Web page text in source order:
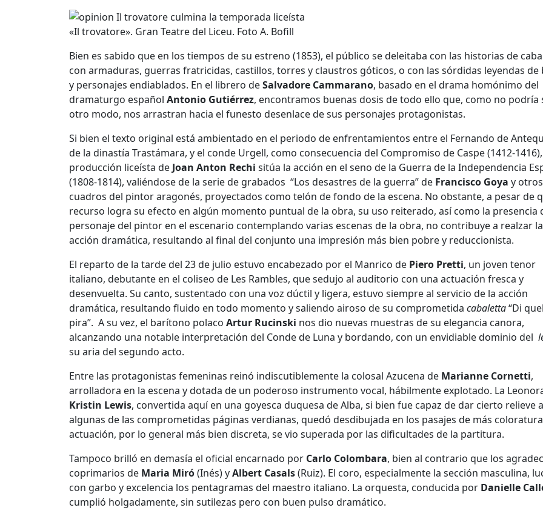
«Il trovatore». Gran Teatre del Liceu. Foto A. Bofill
Bien es sabido que en los tiempos de su estreno (1853), el público se deleitaba con las historias de
con armaduras, guerras fratricidas, castillos, torres y claustros góticos, o con las sórdidas leyendas de
y personajes endiablados. En el librero deSalvadore Cammarano, basado en el drama homónimo del
dramaturgo español Antonio Gutiérrez, encontramos buenas dosis de todo ello que, como no podría
otro modo, nos arrastran hacia el funesto desenlace de sus personajes protagonistas.
Si bien el texto original está ambientado en el periodo de enfrentamientos entre el Fernando de
de la dinastía Trastámara, y el conde Urgell, como consecuencia del Compromiso de Caspe (1412-
producción liceísta deJoan Anton Rechi sitúa la acción en el seno de la Guerra de la Independencia
(1808-1814), valiéndose de la serie de grabados “Los desastres de la guerra” de Francisco Goya y otros
cuadros del pintor aragonés, proyectados como telón de fondo de la escena. No obstante, a pesar de
recurso logra su efecto en algún momento puntual de la obra, su uso reiterado, así como la presencia
personaje del pintor en el escenario contemplando varias escenas de la obra, no contribuye a realzar la
acción dramática, resultando al final del conjunto una impresión más bien pobre y reduccionista.
El reparto de la tarde del 23 de julio estuvo encabezado por el Manrico de Piero Pretti, un joven tenor
italiano, debutante en el coliseo de Les Rambles, que sedujo al auditorio con una actuación fresca y
desenvuelta. Su canto, sustentado con una voz dúctil y ligera, estuvo siempre al servicio de la acción
dramática, resultando fluido en todo momento y saliendo airoso de su comprometida cabaletta“Di
pira”. A su vez, el barítono polaco Artur Rucinski nos dio nuevas muestras de su elegancia canora,
alcanzando una notable interpretación del Conde de Luna y bordando, con un envidiable dominio del
su aria del segundo acto.
Entre las protagonistas femeninas reinó indiscutiblemente la colosal Azucena de Marianne Cornetti,
arrolladora en la escena y dotada de un poderoso instrumento vocal, hábilmente explotado. La
Kristin Lewis, convertida aquí en una goyesca duquesa de Alba, si bien fue capaz de dar cierto relieve a
algunas de las comprometidas páginas verdianas, quedó desdibujada en los pasajes de más
actuación, por lo general más bien discreta, se vio superada por las dificultades de la partitura.
Tampoco brilló en demasía el oficial encarnado por Carlo Colombara, bien al contrario que los
coprimarios de Maria Miró(Inés) yAlbert Casals(Ruiz). El coro, especialmente la sección masculina,
con garbo y excelencia los pentagramas del maestro italiano. La orquesta, conducida por Danielle
cumplió holgadamente, sin sutilezas pero con buen pulso dramático.